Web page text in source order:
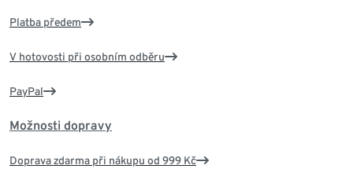
Platba předem
V hotovosti při osobním odběru
PayPal
Možnosti dopravy
Doprava zdarma při nákupu od 999 Kč